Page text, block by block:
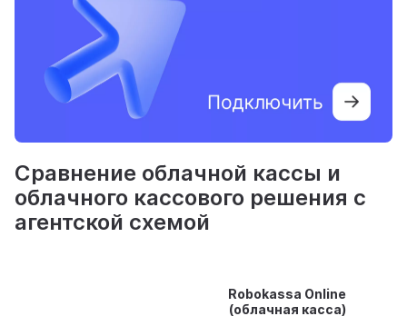
Сравнение облачной кассы и
облачного кассового решения с
агентской схемой
Robokassa Online
(облачная касса)